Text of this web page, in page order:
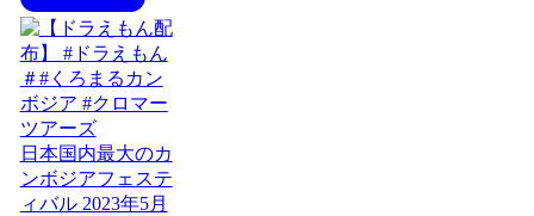
日本国内最大のカ
ンボジアフェステ
ィバル 2023年5月